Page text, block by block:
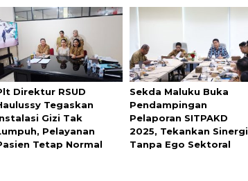
Direktur RSUD
Tegaskan
Gizi Tak
Pelayanan
Tetap Normal
Sekda Maluku Buka
Pendampingan
Pelaporan SITPAKD
2025, Tekankan Sinergi
Tanpa Ego Sektoral